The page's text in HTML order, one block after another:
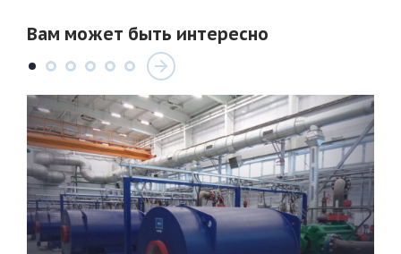
Вам может быть интересно